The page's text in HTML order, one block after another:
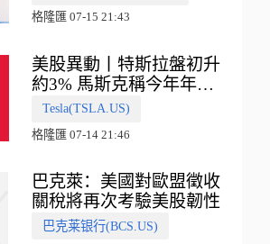
格隆匯 07-15 21:43
美股異動丨特斯拉盤初升
約3% 馬斯克稱今年年底
會有‘史詩級震撼’的演示
Tesla(TSLA.US)
格隆匯 07-14 21:46
巴克萊：美國對歐盟徵收
關稅將再次考驗美股韌性
巴克莱银行(BCS.US)